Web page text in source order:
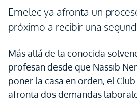
Emelec ya afronta un
próximo a recibir una
Más allá de la conocida
profesan desde que Nassib
poner la casa en orden, el
afronta dos demandas